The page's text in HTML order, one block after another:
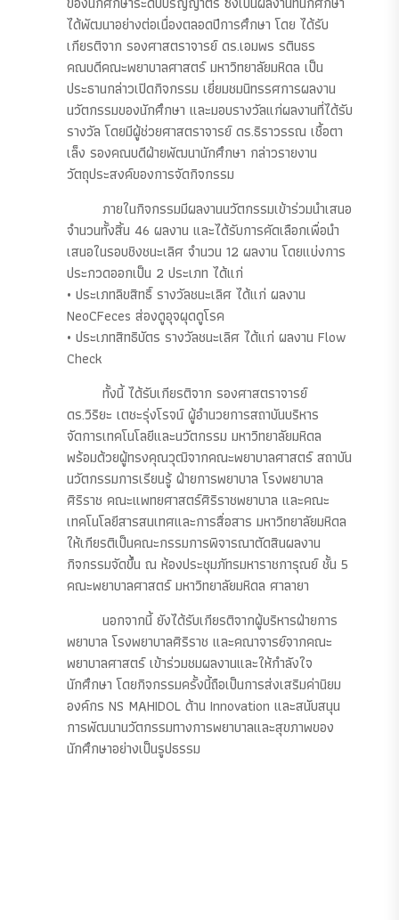
ได้พัฒนาอย่างต่อเนื่องตลอดปีการศึกษา โดย ได้รับ
เกียรติจาก รองศาสตราจารย์ ดร.เอมพร รตินธร
คณบดีคณะพยาบาลศาสตร์ มหาวิทยาลัยมหิดล เป็น
ประธานกล่าวเปิดกิจกรรม เยี่ยมชมนิทรรศการผลงาน
นวัตกรรมของนักศึกษา และมอบรางวัลแก่ผลงานที่ได้รับ
รางวัล โดยมีผู้ช่วยศาสตราจารย์ ดร.ธิราวรรณ เชื้อตา
เล็ง รองคณบดีฝ่ายพัฒนานักศึกษา กล่าวรายงาน
วัตถุประสงค์ของการจัดกิจกรรม
ภายในกิจกรรมมีผลงานนวัตกรรมเข้าร่วมนำเสนอ
จำนวนทั้งสิ้น 46 ผลงาน และได้รับการคัดเลือกเพื่อนำ
เสนอในรอบชิงชนะเลิศ จำนวน 12 ผลงาน โดยแบ่งการ
ประกวดออกเป็น 2 ประเภท ได้แก่
• ประเภทลิขสิทธิ์ รางวัลชนะเลิศ ได้แก่ ผลงาน
NeoCFeces ส่องดูอุจผุดดูโรค
• ประเภทสิทธิบัตร รางวัลชนะเลิศ ได้แก่ ผลงาน Flow
Check
ทั้งนี้ ได้รับเกียรติจาก รองศาสตราจารย์
ดร.วิริยะ เตชะรุ่งโรจน์ ผู้อำนวยการสถาบันบริหาร
จัดการเทคโนโลยีและนวัตกรรม มหาวิทยาลัยมหิดล
พร้อมด้วยผู้ทรงคุณวุฒิจากคณะพยาบาลศาสตร์ สถาบัน
นวัตกรรมการเรียนรู้ ฝ่ายการพยาบาล โรงพยาบาล
ศิริราช คณะแพทยศาสตร์ศิริราชพยาบาล และคณะ
เทคโนโลยีสารสนเทศและการสื่อสาร มหาวิทยาลัยมหิดล
ให้เกียรติเป็นคณะกรรมการพิจารณาตัดสินผลงาน
กิจกรรมจัดขึ้น ณ ห้องประชุมภัทรมหาราชการุณย์ ชั้น 5
คณะพยาบาลศาสตร์ มหาวิทยาลัยมหิดล ศาลายา
นอกจากนี้ ยังได้รับเกียรติจากผู้บริหารฝ่ายการ
พยาบาล โรงพยาบาลศิริราช และคณาจารย์จากคณะ
พยาบาลศาสตร์ เข้าร่วมชมผลงานและให้กำลังใจ
นักศึกษา โดยกิจกรรมครั้งนี้ถือเป็นการส่งเสริมค่านิยม
องค์กร NS MAHIDOL ด้าน Innovation และสนับสนุน
การพัฒนานวัตกรรมทางการพยาบาลและสุขภาพของ
นักศึกษาอย่างเป็นรูปธรรม